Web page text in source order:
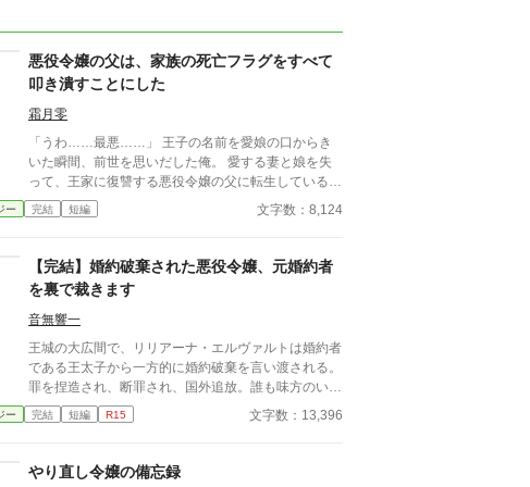
悪役令嬢の父は、家族の死亡フラグをすべて
叩き潰すことにした
霜月零
「うわ……最悪……」 王子の名前を愛娘の口からき
いた瞬間、前世を思いだした俺。 愛する妻と娘を失
って、王家に復讐する悪役令嬢の父に転生していると
気づいてしまった。 気付いたなら、妻と娘の死亡フ
ラグは破壊するよ。 まだ二人とも生きてるからね。
載中
ー 完結 短編 文字数：8,124
【完結】婚約破棄された悪役令嬢、元婚約者
を裏で裁きます
音無響一
王城の大広間で、リリアーナ・エルヴァルトは婚約者
である王太子から一方的に婚約破棄を言い渡される。
罪を捏造され、断罪され、国外追放。誰も味方のいな
い中、彼女は一切の弁明をせず静かに受け入れた。
だがその夜。 彼女は別の顔を持つ。 王都の闇で依頼
―自分を断罪した元婚約者。 婚約は終わった。だが
ー 完結 短編 R15 文字数：13,396
やり直し令嬢の備忘録